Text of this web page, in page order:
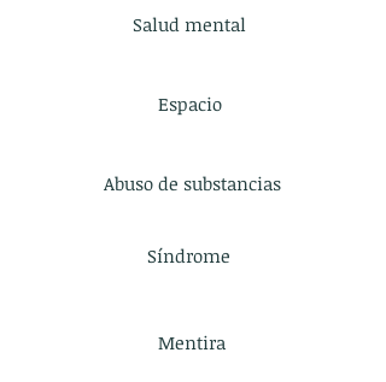
Salud mental
Espacio
Abuso de substancias
Síndrome
Mentira